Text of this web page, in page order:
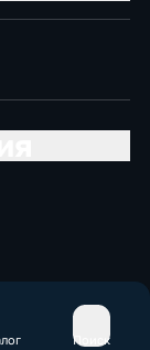
Поиск